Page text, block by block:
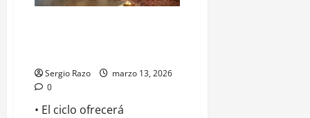
Sergio Razo
marzo 13, 2026
0
• El ciclo ofrecerá